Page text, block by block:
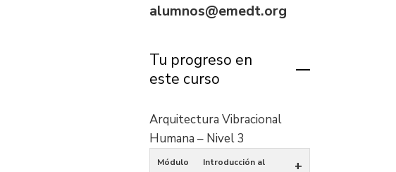
alumnos@emedt.org
Tu progreso en
este curso
Arquitectura Vibracional
Humana – Nivel 3
Módulo
Introducción al
+